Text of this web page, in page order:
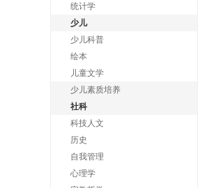
统计学
少儿
少儿科普
绘本
儿童文学
少儿素质培养
社科
科技人文
历史
自我管理
心理学